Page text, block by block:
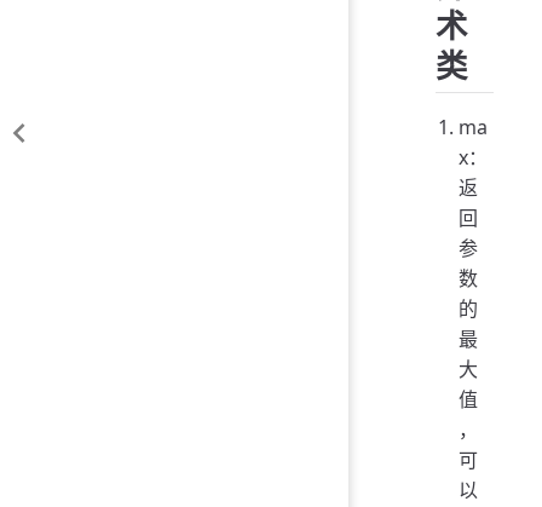
术
类
ma
x：
返
回
参
数
的
最
大
值
，
可
以